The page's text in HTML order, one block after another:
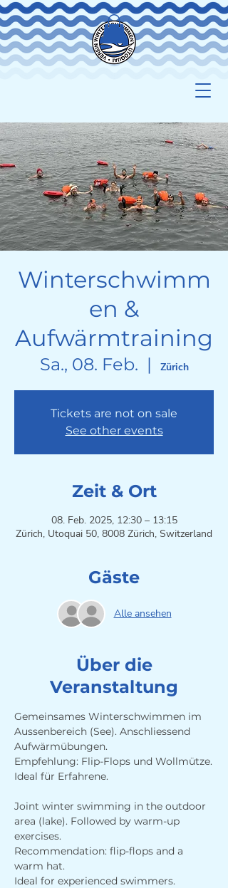
Winterschwimm
en &
Aufwärmtraining
Sa., 08. Feb.
  |
Zürich
Tickets are not on sale
See other events
Zeit & Ort
08. Feb. 2025, 12:30 – 13:15
Zürich, Utoquai 50, 8008 Zürich, Switzerland
Gäste
Alle ansehen
Über die
Veranstaltung
Gemeinsames Winterschwimmen im
Aussenbereich (See). Anschliessend
Aufwärmübungen.
Empfehlung: Flip-Flops und Wollmütze.
Ideal für Erfahrene.
Joint winter swimming in the outdoor
area (lake). Followed by warm-up
exercises.
Recommendation: flip-flops and a
warm hat.
Ideal for experienced swimmers.